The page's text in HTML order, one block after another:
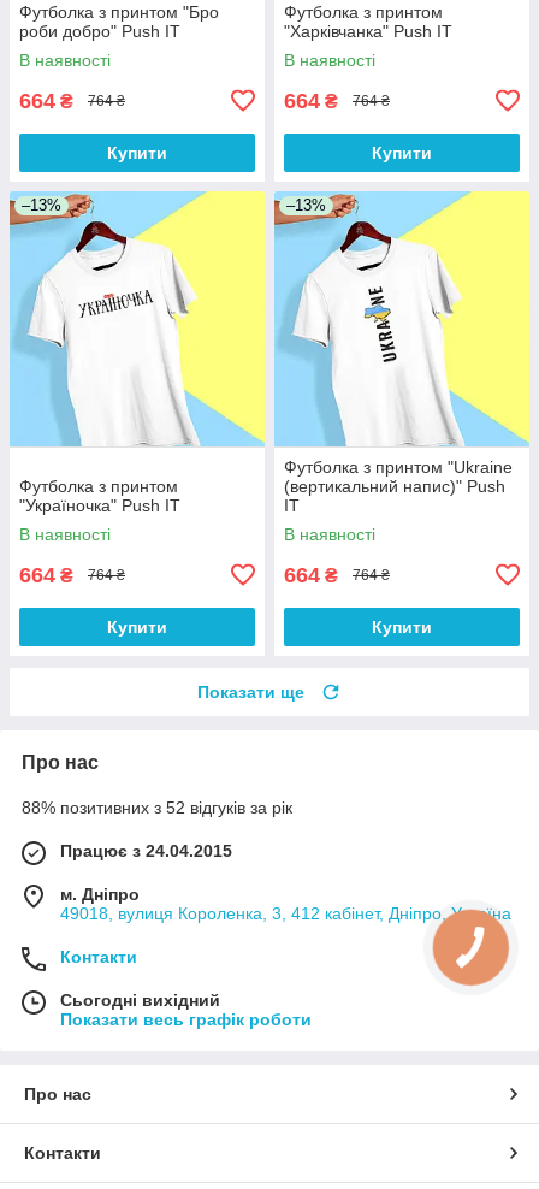
Футболка з принтом "Бро
роби добро" Push IT
В наявності
664 ₴ 764 ₴
Купити
Футболка з принтом
"Харківчанка" Push IT
В наявності
664 ₴ 764 ₴
Купити
–13%
Футболка з принтом
"Україночка" Push IT
В наявності
664 ₴ 764 ₴
Купити
–13%
Футболка з принтом "Ukraine
(вертикальний напис)" Push
IT
В наявності
664 ₴ 764 ₴
Купити
Показати ще
Про нас
88% позитивних з 52 відгуків за рік
Працює з 24.04.2015
м. Дніпро
49018, вулиця Короленка, 3, 412 кабінет, Дніпро, Україна
Контакти
Сьогодні вихідний
Показати весь графік роботи
Про нас
Контакти